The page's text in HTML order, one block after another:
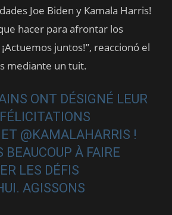
Joe Biden y Kamala Harris!
hacer para afrontar los
juntos!”, reaccionó el
mediante un tuit.
ONT DÉSIGNÉ LEUR
ET @KAMALAHARRIS !
BEAUCOUP À FAIRE
LES DÉFIS
AGISSONS